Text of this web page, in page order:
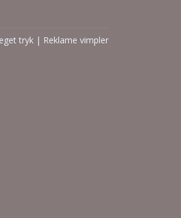
tryk | Reklame vimpler